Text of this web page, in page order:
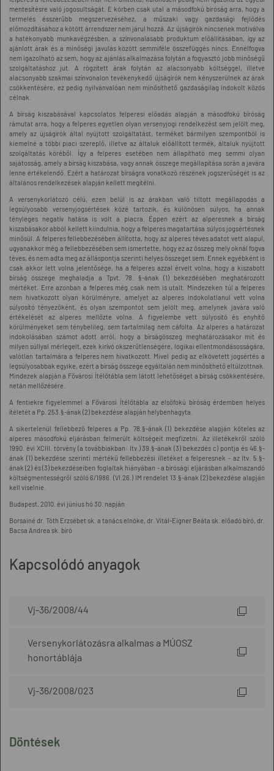
Döntések
mentesítésre való jogosultságát. E körben csak utal a másodfokú bíróság arra, hogy a
termelés ésszerűbb megszervezéséhez, a műszaki vagy gazdasági fejlődés
előmozdításához a kötött árrendszer nem járul hozzá. Az újságírók nincsenek motiválva
a hatékonyabb munkavégzésben, a színvonalasabb produktum előállításában, így az
ajánlott árak és a minőségi javulás között semmiféle összefüggés nincs. Ennélfogva
nem igazolható az sem, hogy az ajánlás alkalmazása folytán a fogyasztó jobb minőségű
szolgáltatáshoz jut. A rögzített árak folytán az alacsonyabb költséggel, illetve
alacsonyabb szakmai színvonalon tevékenykedő újságírók nem kényszerülnek az árak
csökkentésére, ez pedig nyilvánvalóan nem minősíthető gazdaságilag indokolt közös
célnak.
A bírság kiszabásával kapcsolatos felperesi előadás alapján a másodfokú bíróság
rámutat arra, hogy a felperes egyetlen olyan versenyjogi rendelkezést sem jelölt meg,
amely az újságírók által nyújtott szolgáltatást, terméket bármilyen szempontból is
kiemelné a többi piaci szereplő, illetve az általuk előállított termék, általuk nyújtott
szolgáltatás köréből. Így a felperes esetében nem állapítható meg semmi olyan
sajátosság, amely a bírság kiszabása, vagy annak összege megállapítása során a javára
lenne értékelendő. Ezért a határozat bírságra vonatkozó részének jogszerűségét is az
általános rendelkezések alapján kellett megítélni.
A versenykorlátozó célú, ezen belül is az árakban való tiltott megállapodás a
legsúlyosabb versenyjogsértések közé tartozik, és különösen súlyos, ha annak
tényleges negatív hatása is volt a piacra. Éppen ezért az alperesnek a bírság
kiszabásakor abból kellett kiindulnia, hogy a felperes magatartása súlyos jogsértésnek
minősül. A felperes fellebbezésében állította, hogy az alperes téves adatot vett alapul,
ugyanakkor még a fellebbezésében sem ismertette, hogy ez az összeg mely oknál fogva
téves, és nem adta meg az álláspontja szerinti helyes összeget sem. Ennek egyébként is
csak akkor lett volna jelentősége, ha a felperes azzal érvelt volna, hogy a kiszabott
bírság összege meghaladja a Tpvt. 78. §-ának (1) bekezdésében meghatározott
mértéket. Erre azonban a felperes még csak nem is utalt. Mindezeken túl a felperes
nem hivatkozott olyan körülményre, amelyet az alperes indokolatlanul vett volna
súlyosító tényezőként, és olyan szempontot sem jelölt meg, amelynek javára való
értékelését az alperes mellőzte volna. A figyelembe vett súlyosító és enyhítő
körülményeket sem ténybelileg, sem tartalmilag nem cáfolta. Az alperes a határozat
indokolásában számot adott arról, hogy a bírságösszeg meghatározásakor mit és
milyen súllyal mérlegelt, ezek kirívó okszerűtlenségére, logikai ellentmondásosságára,
valótlan tartalmára a felperes nem hivatkozott. Mivel pedig az elkövetett jogsértés a
legsúlyosabbak egyike, ezért a bírság összege egyáltalán nem minősíthető eltúlzottnak.
Mindezek alapján a Fővárosi Ítélőtábla sem látott lehetőséget a bírság csökkentésére,
netán mellőzésére.
A fentiekre figyelemmel a Fővárosi Ítélőtábla az elsőfokú bíróság érdemben helyes
ítéletét a Pp. 253.§-ának (2) bekezdése alapján helybenhagyta.
A sikertelenül fellebbező felperes a Pp. 78.§-ának (1) bekezdése alapján köteles az
alperes másodfokú eljárásban felmerült költségeit megfizetni. Az illetékekről szóló
1990. évi XCIII. törvény (a továbbiakban: Itv.) 39.§-ának (3) bekezdés c) pontja és 46.§-
ának (1) bekezdése szerinti mértékű fellebbezési illetéket a felperesnek - az Itv. 5.§-
ának (2) és (3) bekezdéseiben foglaltak hiányában - a bírósági eljárásban alkalmazandó
költségmentességről szóló 6/1986. (VI.26.) IM rendelet 13.§-ának (2) bekezdése alapján
kell viselnie.
Budapest, 2010. évi június hó 30. napján
Borsainé dr. Tóth Erzsébet sk. a tanács elnöke, dr. Vitál-Eigner Beáta sk. előadó bíró, dr.
Bacsa Andrea sk. bíró
Kapcsolódó anyagok
Vj-36/2008/44
Versenykorlátozásra alkalmas a MÚOSZ
honortáblája
Vj-36/2008/023